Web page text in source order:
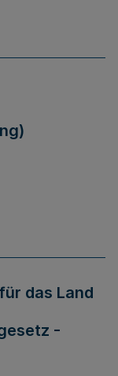
das Land
-